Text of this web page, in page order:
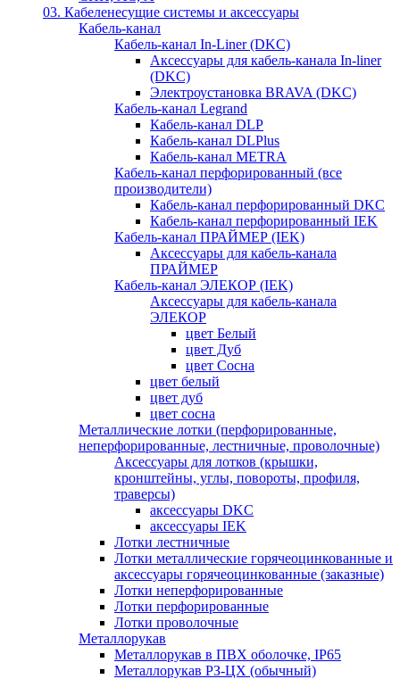
03. Кабеленесущие системы и аксессуары
Кабель-канал
Кабель-канал In-Liner (DKC)
Аксессуары для кабель-канала In-liner
(DKC)
Электроустановка BRAVA (DKC)
Кабель-канал Legrand
Кабель-канал DLP
Кабель-канал DLPlus
Кабель-канал METRA
Кабель-канал перфорированный (все
производители)
Кабель-канал перфорированный DKC
Кабель-канал перфорированный IEK
Кабель-канал ПРАЙМЕР (IEK)
Аксессуары для кабель-канала
ПРАЙМЕР
Кабель-канал ЭЛЕКОР (IEK)
Аксессуары для кабель-канала
ЭЛЕКОР
цвет Белый
цвет Дуб
цвет Сосна
цвет белый
цвет дуб
цвет сосна
Металлические лотки (перфорированные,
неперфорированные, лестничные, проволочные)
Аксессуары для лотков (крышки,
кронштейны, углы, повороты, профиля,
траверсы)
аксессуары DKC
аксессуары IEK
Лотки лестничные
Лотки металлические горячеоцинкованные и
аксессуары горячеоцинкованные (заказные)
Лотки неперфорированные
Лотки перфорированные
Лотки проволочные
Металлорукав
Металлорукав в ПВХ оболочке, IP65
Металлорукав РЗ-ЦХ (обычный)